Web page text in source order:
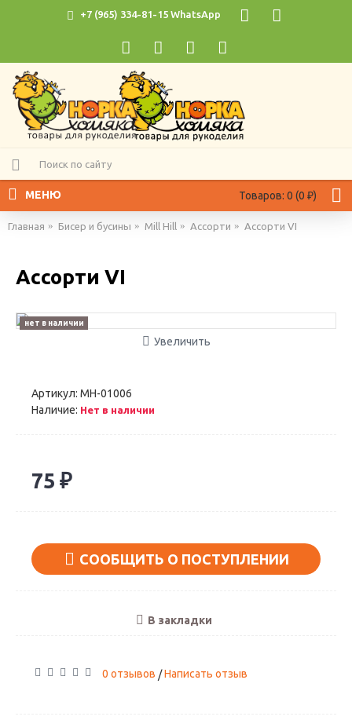
+7 (965) 334-81-15 WhatsApp
Товаров: 0 (0 ₽)
МЕНЮ
Главная Бисер и бусины Mill Hill Ассорти Ассорти VI
Ассорти VI
нет в наличии
Увеличить
Артикул: MH-01006
Наличие: Нет в наличии
75 ₽
СООБЩИТЬ О ПОСТУПЛЕНИИ
В закладки
0 отзывов /Написать отзыв